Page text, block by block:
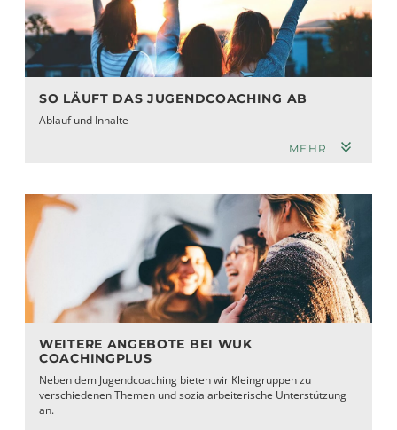
SO LÄUFT DAS JUGENDCOACHING AB
Ablauf und Inhalte
MEHR
WEITERE ANGEBOTE BEI WUK
COACHINGPLUS
Neben dem Jugendcoaching bieten wir Kleingruppen zu
verschiedenen Themen und sozialarbeiterische Unterstützung
an.